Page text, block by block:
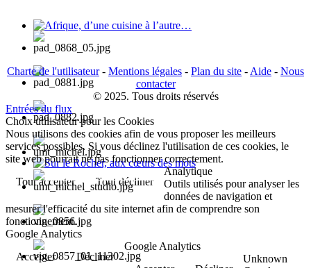
Afrique, d’une cuisine à l’autre…
Sur le Rocher, aux cœurs des mots
Charte de l'utilisateur- Mentions légales - Plan du site - Aide - Nous
contacter
© 2025. Tous droits réservés
Entrées du flux
Choix utilisateur pour les Cookies
Nous utilisons des cookies afin de vous proposer les meilleurs
services possibles. Si vous déclinez l'utilisation de ces cookies, le
site web pourrait ne pas fonctionner correctement.
Tout accepter
Tout décliner
Analytique
Outils utilisés pour analyser les
données de navigation et
mesurer l'efficacité du site internet afin de comprendre son
fonctionnement.
Google Analytics
Accepter
Décliner
Google Analytics
Unknown